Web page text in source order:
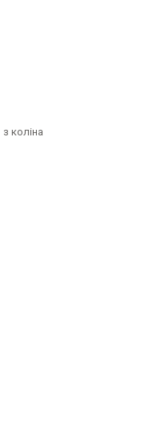
коліна